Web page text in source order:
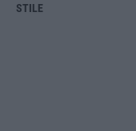
STILE